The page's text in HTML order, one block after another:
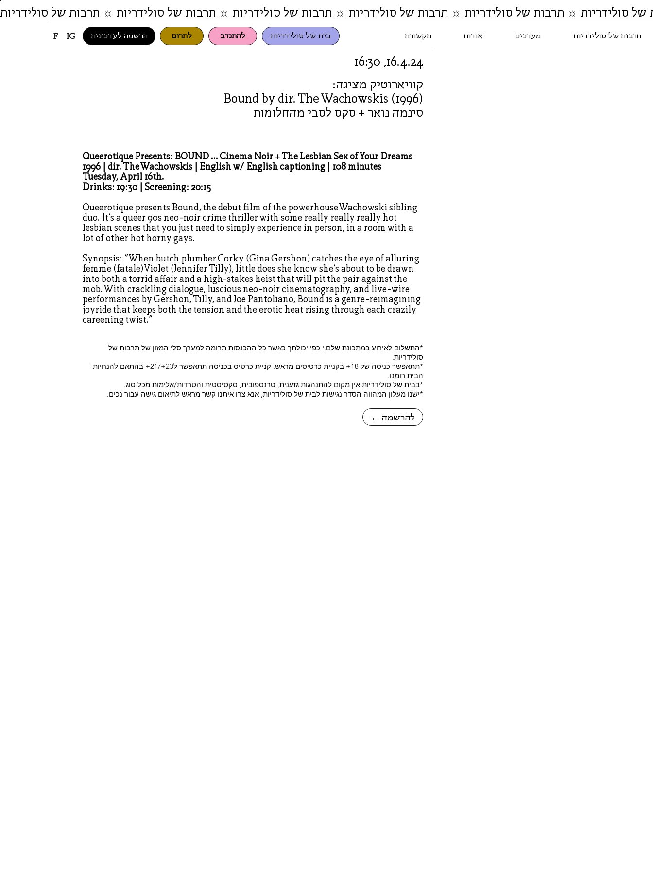
בית של סולידריות להתנדב לתרום תרבות של סולידריות מערכים אודות תקשורת F IG הרשמה לעדכונית
סולידריות ☼ תרבות של סולידריות ☼ תרבות של סולידריות ☼ תרבות של סולידריות ☼ תרבות של סולידריות ☼ תרבות של סולידריות
קוויארוטיק מציגה:
(1996) Bound by dir. The Wachowskis
סינמה נואר + סקס לסבי מהחלומות
← להרשמה
16.4.24, 16:30
Queerotique Presents: BOUND ... Cinema Noir + The Lesbian Sex of Your Dreams
1996 | dir. The Wachowskis | English w/ English captioning | 108 minutes
Tuesday, April 16th.
Drinks: 19:30 | Screening: 20:15
Queerotique presents Bound, the debut film of the powerhouse Wachowski sibling
duo. It's a queer 90s neo-noir crime thriller with some really really really hot
lesbian scenes that you just need to simply experience in person, in a room with a
lot of other hot horny gays.
Synopsis: "When butch plumber Corky (Gina Gershon) catches the eye of alluring
femme (fatale) Violet (Jennifer Tilly), little does she know she’s about to be drawn
into both a torrid affair and a high-stakes heist that will pit the pair against the
mob. With crackling dialogue, luscious neo-noir cinematography, and live-wire
performances by Gershon, Tilly, and Joe Pantoliano, Bound is a genre-reimagining
joyride that keeps both the tension and the erotic heat rising through each crazily
careening twist."
*התשלום לאירוע במתכונת שלם.י כפי יכולתך כאשר כל ההכנסות תרומה למערך סלי המזון של תרבות של
סולידריות.
*תתאפשר כניסה של 18+ בקניית כרטיסים מראש. קניית כרטיס בכניסה תתאפשר ל23+/21+ בהתאם להנחיות
הבית רומנו.
*בבית של סולידריות אין מקום להתנהגות גזענית, טרנספובית, סקסיסטית והטרדות/אלימות מכל סוג.
*ישנו מעלון המהווה הסדר נגישות לבית של סולידריות, אנא צרו איתנו קשר מראש לתיאום גישה עבור נכים.